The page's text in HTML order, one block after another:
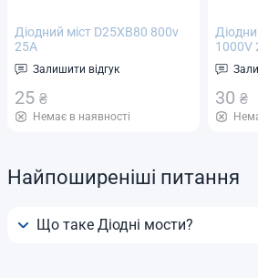
Діодний міст D25XB80 800v
25A
Залишити відгук
25 ₴
Немає в наявності
1000V
30 ₴
Найпоширеніші питання
Що таке Діодні мости?